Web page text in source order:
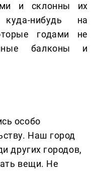
и склонны их
нибудь на
годами не
балконы и
особо
Наш город
других городов,
вещи. Не